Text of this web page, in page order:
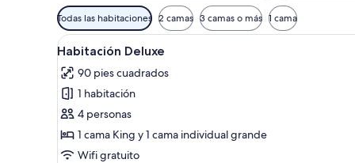
Filtros
disponibles
para
las
habitaciones
Todas las habitaciones 2 camas 3 camas o más 1 cama
Abrir
todas
las
fotos
de
Habitación
Deluxe
Ropa de cama de alta
3
Habitación Deluxe
90 pies cuadrados
1 habitación
4 personas
1 cama King y 1 cama individual grande
Wifi gratuito